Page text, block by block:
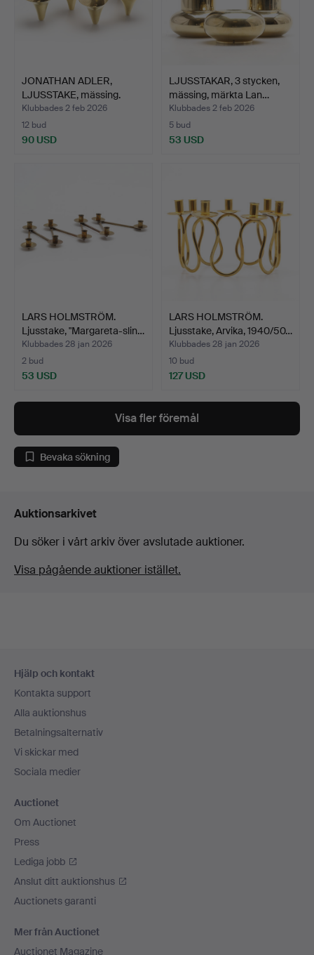
JONATHAN ADLER,
LJUSSTAKE, mässing.
Klubbades 2 feb 2026
12 bud
90 USD
LJUSSTAKAR, 3 stycken,
mässing, märkta Lan…
Klubbades 2 feb 2026
5 bud
53 USD
LARS HOLMSTRÖM.
Ljusstake, "Margareta-slin…
Klubbades 28 jan 2026
2 bud
53 USD
LARS HOLMSTRÖM.
Ljusstake, Arvika, 1940/50…
Klubbades 28 jan 2026
10 bud
127 USD
Visa fler föremål
Bevaka sökning
Auktionsarkivet
Du söker i vårt arkiv över avslutade auktioner.
Visa pågående auktioner istället.
Hjälp och kontakt
Kontakta support
Alla auktionshus
Betalningsalternativ
Vi skickar med
Sociala medier
Auctionet
Om Auctionet
Press
Lediga jobb
Anslut ditt auktionshus
Auctionets garanti
Mer från Auctionet
Auctionet Magazine